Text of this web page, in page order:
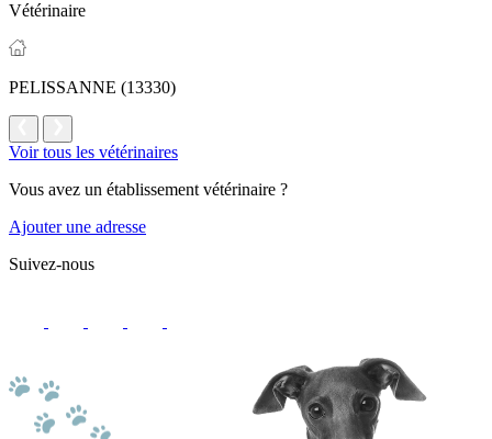
Vétérinaire
PELISSANNE (13330)
Voir tous les vétérinaires
Vous avez un établissement vétérinaire ?
Ajouter une adresse
Suivez-nous